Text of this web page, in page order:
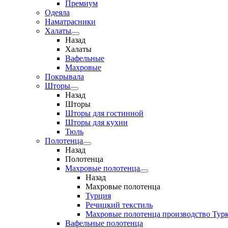
Премиум
Одеяла
Наматрасники
Халаты
Назад
Халаты
Вафельные
Махровые
Покрывала
Шторы
Назад
Шторы
Шторы для гостинной
Шторы для кухни
Тюль
Полотенца
Назад
Полотенца
Махровые полотенца
Назад
Махровые полотенца
Турция
Речицкий текстиль
Махровые полотенца производство
Вафельные полотенца